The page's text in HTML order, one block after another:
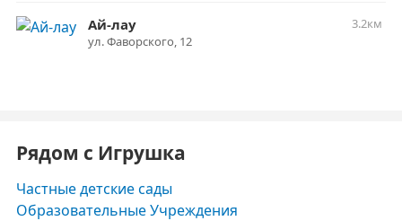
Ай-лау
3.2км
ул. Фаворского, 12
Рядом с Игрушка
Частные детские сады
Образовательные Учреждения